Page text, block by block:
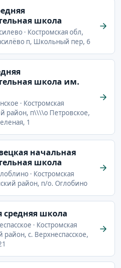
школа
· Костромская обл,
п, Школьный пер, 6
школа им.
· Костромская
район, п\\\\о Петровское,
1
начальная
школа
· Костромская
район, п/о. Оглобино
средняя школа
· Костромская
с. Верхнеспасское,